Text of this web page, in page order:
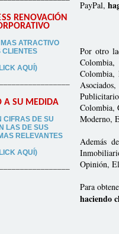
RENOVACIÓN
ATRACTIVO
CLIENTES
AQUÍ)
A SU MEDIDA
CIFRAS DE SU
LAS DE SUS
RELEVANTES
AQUÍ)
PayPal,
Por otro
Colombia,
Moderno,
Además
Opinión,
Para
haciendo